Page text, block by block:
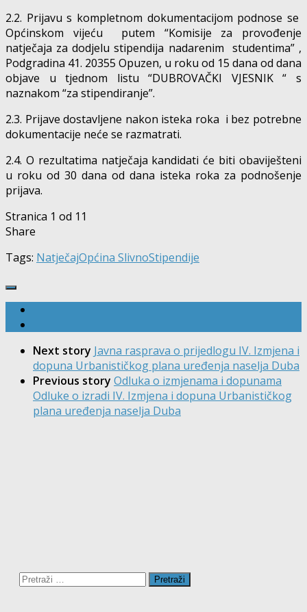
2.2. Prijavu s kompletnom dokumentacijom podnose se
Općinskom vijeću putem “Komisije za provođenje
natječaja za dodjelu stipendija nadarenim studentima” ,
Podgradina 41. 20355 Opuzen, u roku od 15 dana od dana
objave u tjednom listu “DUBROVAČKI VJESNIK “ s
naznakom “za stipendiranje”.
2.3. Prijave dostavljene nakon isteka roka i bez potrebne
dokumentacije neće se razmatrati.
2.4. O rezultatima natječaja kandidati će biti obaviješteni
u roku od 30 dana od dana isteka roka za podnošenje
prijava.
Stranica 1 od 1 1
Share
Tags: NatječajOpćina SlivnoStipendije
Next story Javna rasprava o prijedlogu IV. Izmjena i
dopuna Urbanističkog plana uređenja naselja Duba
Previous story Odluka o izmjenama i dopunama
Odluke o izradi IV. Izmjena i dopuna Urbanističkog
plana uređenja naselja Duba
Pretraži: